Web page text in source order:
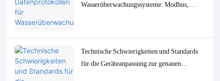
Wasserüberwachungssysteme: Modbus,
Technische Schwierigkeiten und Standards
für die Geräteanpassung zur genauen